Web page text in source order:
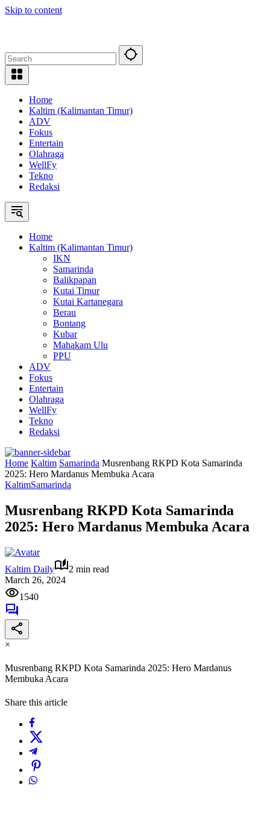
Skip to content
Home
Kaltim (Kalimantan Timur)
ADV
Fokus
Entertain
Olahraga
WellFy
Tekno
Redaksi
Home
Kaltim (Kalimantan Timur)
IKN
Samarinda
Balikpapan
Kutai Timur
Kutai Kartanegara
Berau
Bontang
Kubar
Mahakam Ulu
PPU
ADV
Fokus
Entertain
Olahraga
WellFy
Tekno
Redaksi
Home Kaltim Samarinda Musrenbang RKPD Kota Samarinda
2025: Hero Mardanus Membuka Acara
KaltimSamarinda
Musrenbang RKPD Kota Samarinda
2025: Hero Mardanus Membuka Acara
Kaltim Daily
2 min read
March 26, 2024
1540
×
Musrenbang RKPD Kota Samarinda 2025: Hero Mardanus
Membuka Acara
Share this article